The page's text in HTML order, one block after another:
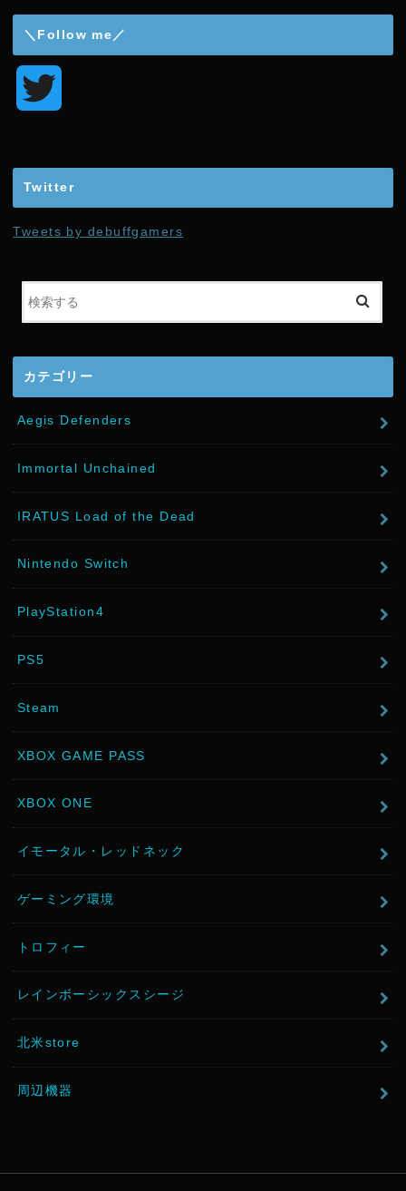
＼Follow me／
r
Twitter
Tweets by debuffgamers
カテゴリー
Aegis Defenders
Immortal Unchained
IRATUS Load of the Dead
Nintendo Switch
PlayStation4
PS5
Steam
XBOX GAME PASS
XBOX ONE
イモータル・レッドネック
ゲーミング環境
トロフィー
レインボーシックスシージ
北米store
周辺機器